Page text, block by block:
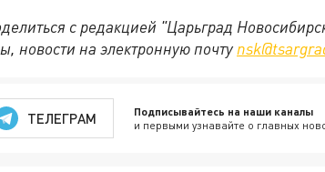
с редакцией "Царьград
новости на электронную почту
ТЕЛЕГРАМ Подписывайтесь на наши каналы
и первыми узнавайте о главных